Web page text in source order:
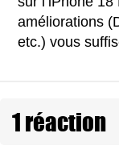
améliorations
etc.) vous
1 réaction